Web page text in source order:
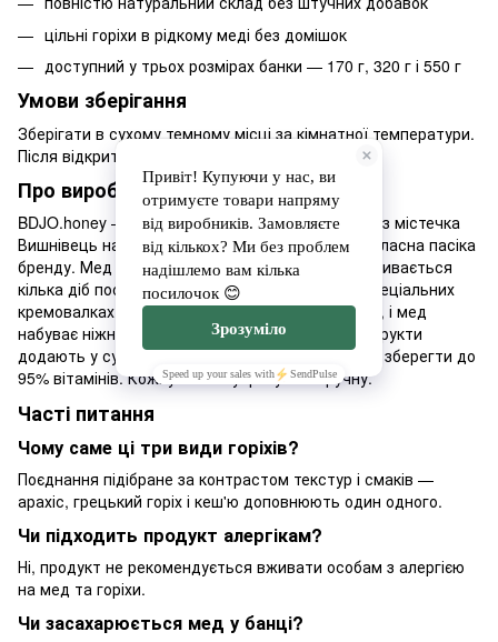
цільні горіхи в рідкому меді без домішок
доступний у трьох розмірах банки — 170 г, 320 г і 550 г
Умови зберігання
Зберігати в сухому темному місці за кімнатної температури.
Після відкриття щільно закривати кришку.
Про виробника BDJO.honey
BDJO.honey — сімейне виробництво крем-меду з містечка
Вишнівець на Тернопільщині, де розташована власна пасіка
бренду. Мед не проходить термічну обробку і збивається
кілька діб поспіль при температурі 14–15°C у спеціальних
кремовалках — так руйнуються кристали цукру, і мед
набуває ніжної, повітряної текстури. Ягоди та фрукти
додають у сублімованому вигляді, що дозволяє зберегти до
95% вітамінів. Кожну баночку фасують вручну.
Часті питання
Чому саме ці три види горіхів?
Поєднання підібране за контрастом текстур і смаків —
арахіс, грецький горіх і кеш'ю доповнюють один одного.
Чи підходить продукт алергікам?
Ні, продукт не рекомендується вживати особам з алергією
на мед та горіхи.
Чи засахарюється мед у банці?